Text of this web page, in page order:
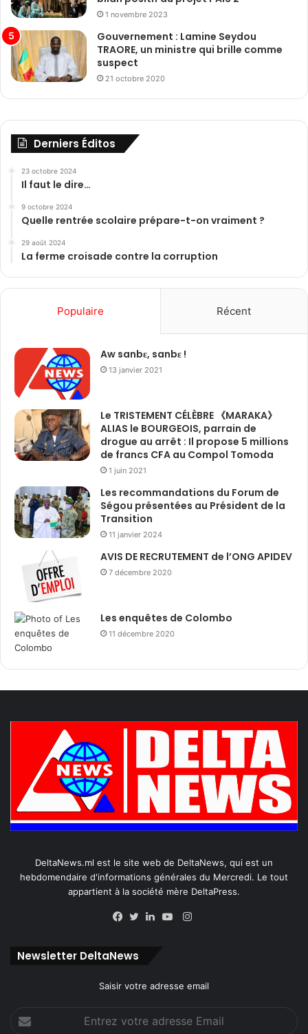
1 novembre 2023
Gouvernement : Lamine Seydou
TRAORE, un ministre qui brille comme
suspect
21 octobre 2020
Derniers Éditos
23 octobre 2024
Il faut le dire…
9 octobre 2024
Quelle rentrée scolaire prépare-t-on vraiment ?
29 août 2024
La ferme croisade contre la corruption
Populaire Récent
Aw sanbɛ, sanbɛ !
13 janvier 2021
Le TRISTEMENT CÉLÈBRE 《MARAKA》
ALIAS le BOURGEOIS, parrain de
drogue au arrêt : Il propose 5 millions
de francs CFA au Compol Tomoda
1 juin 2021
Les recommandations du Forum de
Ségou présentées au Président de la
Transition
11 janvier 2024
AVIS DE RECRUTEMENT de l’ONG APIDEV
7 décembre 2020
Les enquêtes de Colombo
11 décembre 2020
DeltaNews.ml est le site web de DeltaNews, qui est un
hebdomendaire d'informations générales du Mercredi. Le tout
appartient à la société mère DeltaPress.
Instagram
Newsletter DeltaNews
Saisir votre adresse email
votre